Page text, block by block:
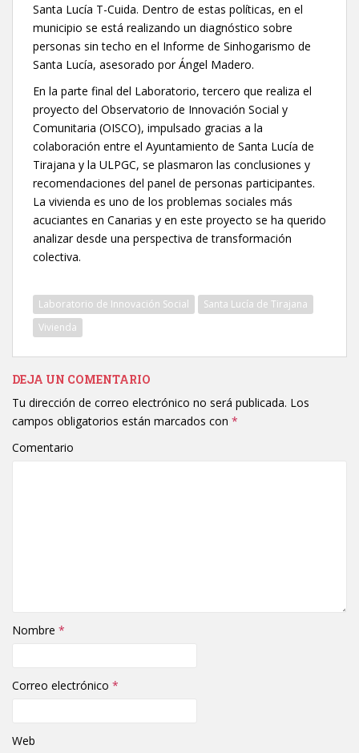
Santa Lucía T-Cuida. Dentro de estas políticas, en el
municipio se está realizando un diagnóstico sobre
personas sin techo en el Informe de Sinhogarismo de
Santa Lucía, asesorado por Ángel Madero.
En la parte final del Laboratorio, tercero que realiza el
proyecto del Observatorio de Innovación Social y
Comunitaria (OISCO), impulsado gracias a la
colaboración entre el Ayuntamiento de Santa Lucía de
Tirajana y la ULPGC, se plasmaron las conclusiones y
recomendaciones del panel de personas participantes.
La vivienda es uno de los problemas sociales más
acuciantes en Canarias y en este proyecto se ha querido
analizar desde una perspectiva de transformación
colectiva.
Laboratorio de Innovación Social
Santa Lucía de Tirajana
Vivienda
DEJA UN COMENTARIO
Tu dirección de correo electrónico no será publicada. Los
campos obligatorios están marcados con *
Comentario
Nombre *
Correo electrónico *
Web